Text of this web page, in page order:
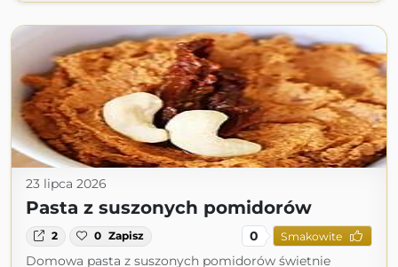
23 lipca 2026
Pasta z suszonych pomidorów
2 0 Zapisz 0 Smakowite
Domowa pasta z suszonych pomidorów świetnie